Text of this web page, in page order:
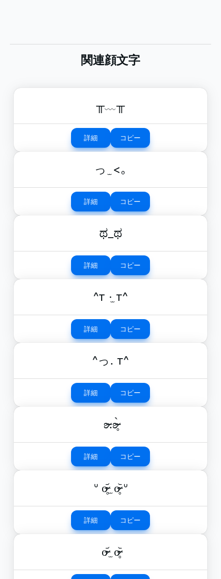
関連顔文字
╥﹏╥
詳細 コピー
っ ̫ <｡
詳細 コピー
ಥ_ಥ
詳細 コピー
^т ·̫ т^
詳細 コピー
^っ. т^
詳細 コピー
ʚ̴̶̷.ʚ̴̶̷̥̀
詳細 コピー
ᐡ o̴̶̷̥᷄ ̫ o̴̶̷̥᷅ ᐡ
詳細 コピー
o̴̶̷᷄ ̫ o̴̶̷̥᷅